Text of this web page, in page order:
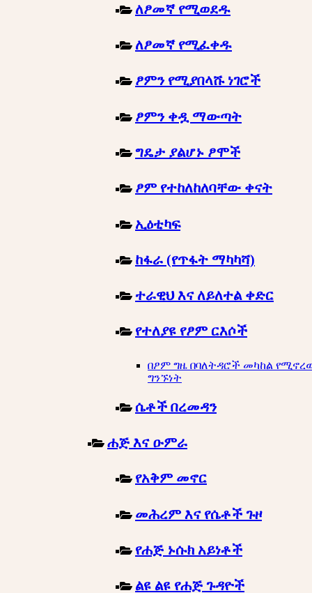
ለፆመኛ የሚወደዱ
ለፆመኛ የሚፈቀዱ
ፆምን የሚያበላሹ ነገሮች
ፆምን ቀዷ ማውጣት
ግዴታ ያልሆኑ ፆሞች
ፆም የተከለከለባቸው ቀናት
ኢዕቲካፍ
ከፋራ (የጥፋት ማካካሻ)
ተራዊህ እና ለይለተል ቀድር
የተለያዩ የፆም ርእሶች
በፆም ግዜ በባለትዳሮች መካከል
ግንኙነት
ሴቶች በረመዳን
ሐጅ እና ዑምራ
የአቅም መኖር
መሕረም እና የሴቶች ጉዞ
የሐጅ ኑሱክ አይነቶች
ልዩ ልዩ የሐጅ ጉዳዮች